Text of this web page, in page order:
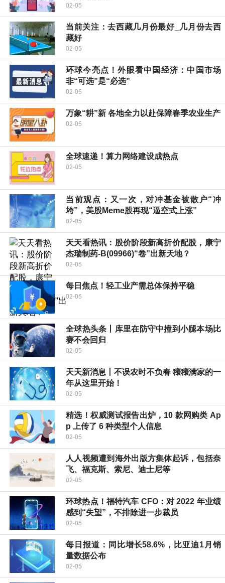
02-05
当前关注：去西藏几月份最好_几月份去西
藏好
02-05
环球今亮点！外眼看中国经济：中国市场
非“可选”是“必选”
02-05
万象“耕”新 各地全力以赴保障春季农业生产
02-05
全球速递！算力网络建设成热点
02-05
当前观点：又一次，对冲基金被散户“冲
垮”，美股Meme股再现“逼空式上涨”
02-05
天天看热讯：股价阶段新高折价配股，康宁
杰瑞制药-B(09966)“卷”出新天地？
02-05
每日焦点！轻工业产需总体保持平稳
02-05
全球热头条丨库里在防守中撞到小腿本场比
赛不会回归
02-05
天天新消息丨不误农时不负春 穰穰满家的一
年从这里开始！
02-05
精选！权威测试报告出炉，10 款网购类 Ap
p 上传了 6 种类型个人信息
02-05
人人视频遭到海外出版方集体起诉，包括奈
飞、福克斯、索尼、迪士尼等
02-05
环球热点！福特汽车 CFO：对 2022 年业绩
感到“失望”，不排除进一步裁员
02-05
每日报道：同比增长58.6%，比亚迪1月销
量数据公布
02-05